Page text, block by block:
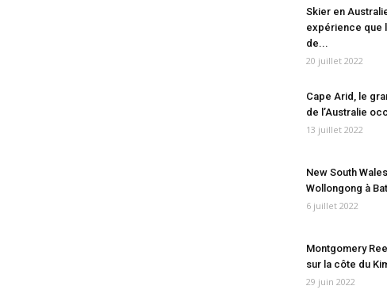
Skier en
expérience que
de...
20 juillet 2022
Cape Arid, le
de l’Australie
13 juillet 2022
New South
Wollongong à
6 juillet 2022
Montgomery
sur la côte du
29 juin 2022